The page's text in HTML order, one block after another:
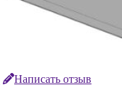
Написать отзыв